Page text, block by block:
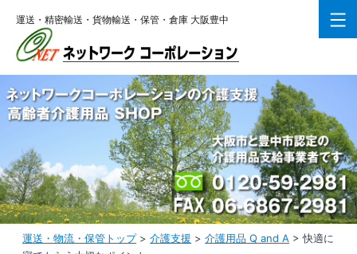
ン
ツ
へ
キ
ッ
プ
運送・精密輸送・貨物輸送・保管・倉庫 大阪豊中
運送・物流・保管トップ>介護支援 >介護用品 Q and A >快適に